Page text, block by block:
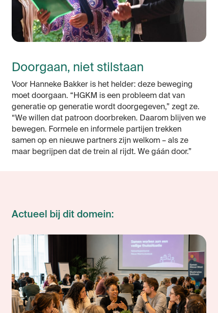
Doorgaan, niet stilstaan
Voor Hanneke Bakker is het helder: deze beweging
moet doorgaan. “HGKM is een probleem dat van
generatie op generatie wordt doorgegeven,” zegt ze.
“We willen dat patroon doorbreken. Daarom blijven we
bewegen. Formele en informele partijen trekken
samen op en nieuwe partners zijn welkom – als ze
maar begrijpen dat de trein al rijdt. We gáán door.”
Actueel bij dit domein: